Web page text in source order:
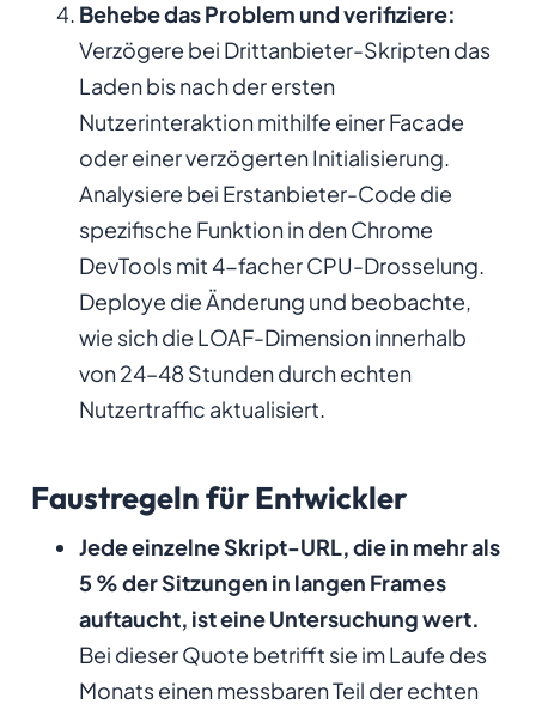
Behebe das Problem und verifiziere:
Verzögere bei Drittanbieter-Skripten das
Laden bis nach der ersten
Nutzerinteraktion mithilfe einer Facade
oder einer verzögerten Initialisierung.
Analysiere bei Erstanbieter-Code die
spezifische Funktion in den Chrome
DevTools mit 4-facher CPU-Drosselung.
Deploye die Änderung und beobachte,
wie sich die LOAF-Dimension innerhalb
von 24–48 Stunden durch echten
Nutzertraffic aktualisiert.
Faustregeln für Entwickler
Jede einzelne Skript-URL, die in mehr als
5 % der Sitzungen in langen Frames
auftaucht, ist eine Untersuchung wert.
Bei dieser Quote betrifft sie im Laufe des
Monats einen messbaren Teil der echten